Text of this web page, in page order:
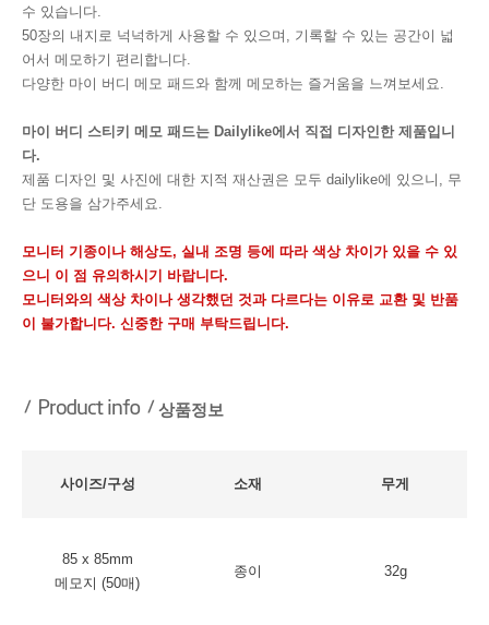
수 있습니다.
50장의 내지로 넉넉하게 사용할 수 있으며, 기록할 수 있는 공간이 넓
어서 메모하기 편리합니다.
다양한 마이 버디 메모 패드와 함께 메모하는 즐거움을 느껴보세요.
마이 버디 스티키 메모 패드는 Dailylike에서 직접 디자인한 제품입니
다.
제품 디자인 및 사진에 대한 지적 재산권은 모두 dailylike에 있으니, 무
단 도용을 삼가주세요.
모니터 기종이나 해상도, 실내 조명 등에 따라 색상 차이가 있을 수 있
으니 이 점 유의하시기 바랍니다.
모니터와의 색상 차이나 생각했던 것과 다르다는 이유로 교환 및 반품
이 불가합니다. 신중한 구매 부탁드립니다.
상품정보
사이즈/구성 소재 무게
85 x 85mm
메모지 (50매)
종이 32g